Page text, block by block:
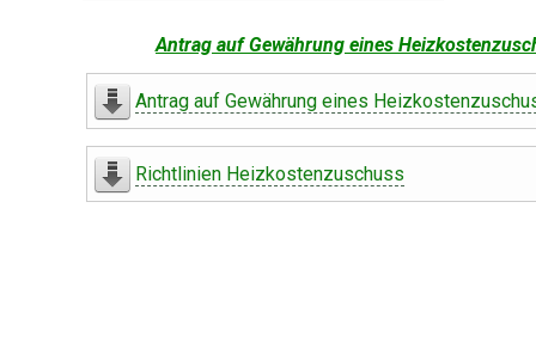
Antrag auf Gewährung eines
Antrag auf Gewährung eines
Richtlinien Heizkostenzuschuss